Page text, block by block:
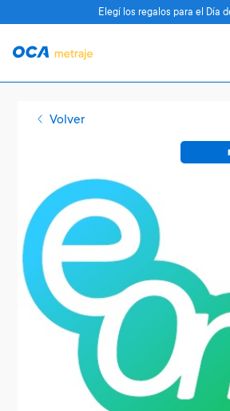
Volver
Elegí los regalos para el Día